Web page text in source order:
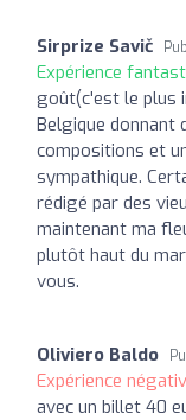
Sirprize Savič
Expérience
goût(c'est le plus
Belgique donnant
compositions et
sympathique.
rédigé par des
maintenant ma
plutôt haut du
vous.
Oliviero Baldo
Expérience
avec un billet 40